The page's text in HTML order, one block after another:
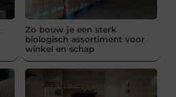
Zo bouw je een sterk
biologisch assortiment voor
winkel en schap